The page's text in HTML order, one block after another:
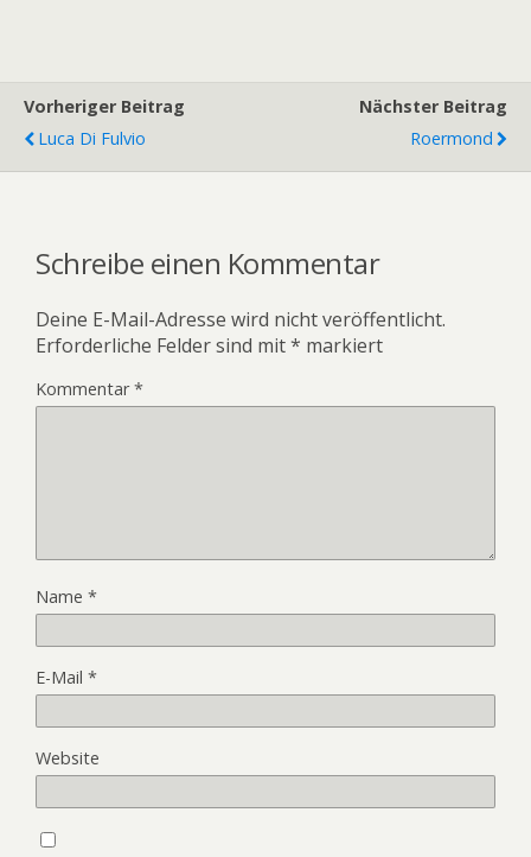
Vorheriger Beitrag
Luca Di Fulvio
Nächster Beitrag
Roermond
Schreibe einen Kommentar
Deine E-Mail-Adresse wird nicht veröffentlicht.
Erforderliche Felder sind mit* markiert
Kommentar*
Name *
E-Mail *
Website